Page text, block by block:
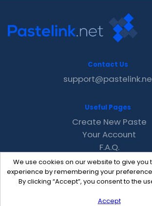
We use cookies on our website to give you
experience by remembering your
By clicking “Accept”, you consent to the
Accept
Contact Us
Useful Pages
Create New Paste
Your Account
F.A.Q.
Recent
Contact